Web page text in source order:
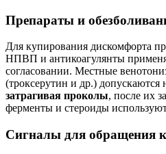
Препараты и
Для купирования дискомфорта
НПВП и антикоагулянты
согласовании. Местные
(троксерутин и др.) допускаются
затрагивая проколы, после их
ферменты и стероиды
Сигналы для обращения